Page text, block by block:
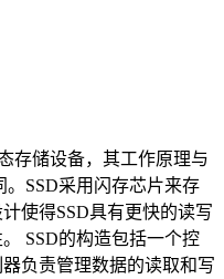
存储设备，其工作原理与
SSD采用闪存芯片来存
使得SSD具有更快的读写
控
负责管理数据的读取和写